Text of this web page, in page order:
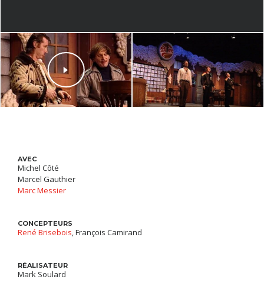
AVEC
Michel Côté
Marcel Gauthier
Marc Messier
CONCEPTEURS
René Brisebois, François Camirand
RÉALISATEUR
Mark Soulard